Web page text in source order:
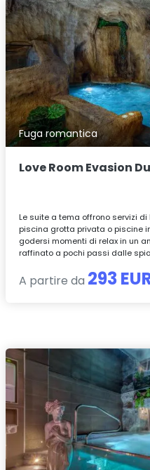
Fuga romantica
Love Room Evasion
Le suite a tema offrono servizi
piscina grotta privata o piscine
godersi momenti di relax in un
raffinato a pochi passi dalle
A partire da 293